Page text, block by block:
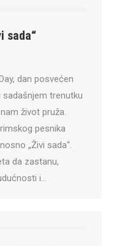
sada“
dan posvećen
sadašnjem trenutku
život pruža.
pesnika
„Živi sada“.
da zastanu,
i…